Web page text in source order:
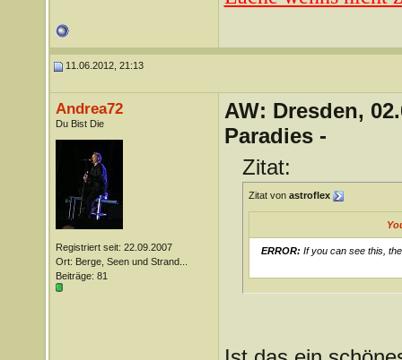
11.06.2012, 21:13
Andrea72
Du Bist Die
Registriert seit: 22.09.2007
Ort: Berge, Seen und Strand...
Beiträge: 81
AW: Dresden,
Paradies -
Zitat:
Zitat von astroflex
ERROR: If you can see this,